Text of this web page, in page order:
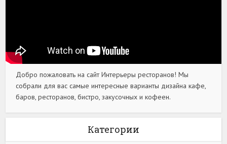
Добро пожаловать на сайт Интерьеры ресторанов! Мы
собрали для вас самые интересные варианты дизайна кафе,
баров, ресторанов, бистро, закусочных и кофеен.
Категории